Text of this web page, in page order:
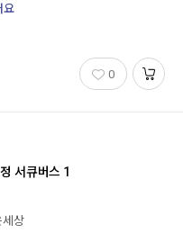
요
0
서큐버스 1
세상